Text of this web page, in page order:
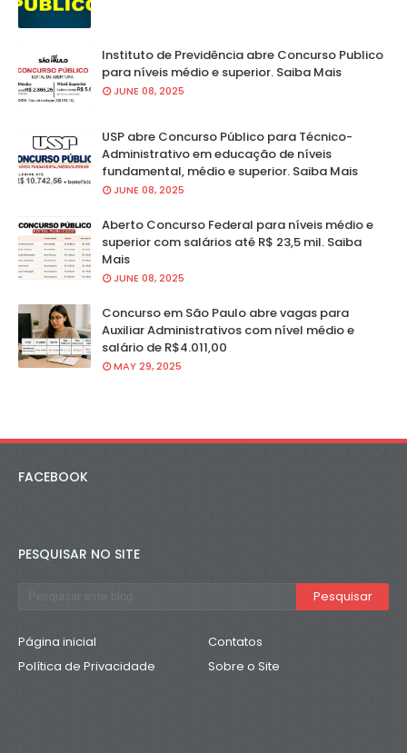
Instituto de Previdência abre Concurso Publico
para níveis médio e superior. Saiba Mais
JUNE 08, 2025
USP abre Concurso Público para Técnico-
Administrativo em educação de níveis
fundamental, médio e superior. Saiba Mais
JUNE 08, 2025
Aberto Concurso Federal para níveis médio e
superior com salários até R$ 23,5 mil. Saiba
Mais
JUNE 08, 2025
Concurso em São Paulo abre vagas para
Auxiliar Administrativos com nível médio e
salário de R$4.011,00
MAY 29, 2025
FACEBOOK
PESQUISAR NO SITE
Página inicial
Contatos
Política de Privacidade
Sobre o Site